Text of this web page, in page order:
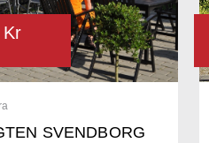
SVENDBORG
Kr